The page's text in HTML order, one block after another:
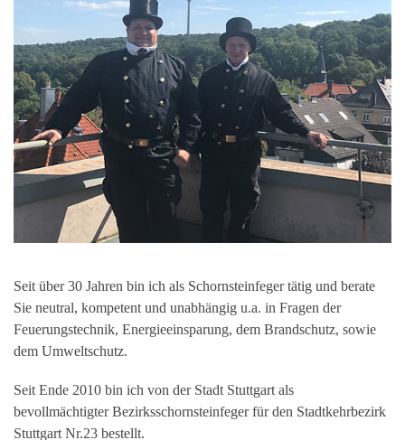
Seit über 30 Jahren bin ich als Schornsteinfeger tätig und berate
Sie neutral, kompetent und unabhängig u.a. in Fragen der
Feuerungstechnik, Energieeinsparung, dem Brandschutz, sowie
dem Umweltschutz.
Seit Ende 2010 bin ich von der Stadt Stuttgart als
bevollmächtigter Bezirksschornsteinfeger für den Stadtkehrbezirk
Stuttgart Nr.23 bestellt.